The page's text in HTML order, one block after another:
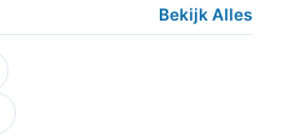
Bekijk Alles